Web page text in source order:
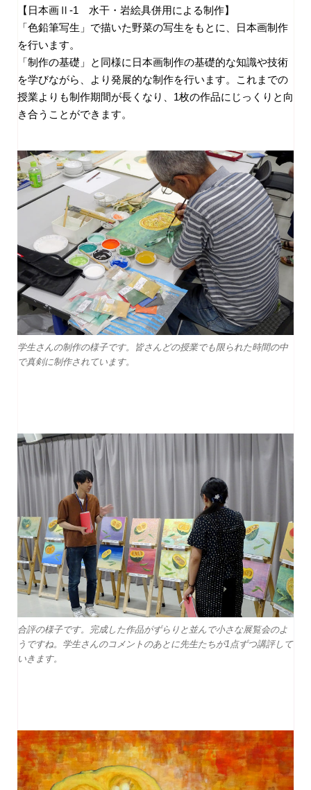
【日本画Ⅱ-1 水干・岩絵具併用による制作】
「色鉛筆写生」で描いた野菜の写生をもとに、日本画制作
を行います。
「制作の基礎」と同様に日本画制作の基礎的な知識や技術
を学びながら、より発展的な制作を行います。これまでの
授業よりも制作期間が長くなり、1枚の作品にじっくりと向
き合うことができます。
学生さんの制作の様子です。皆さんどの授業でも限られた時間の中
で真剣に制作されています。
合評の様子です。完成した作品がずらりと並んで小さな展覧会のよ
うですね。学生さんのコメントのあとに先生たちが1点ずつ講評して
いきます。